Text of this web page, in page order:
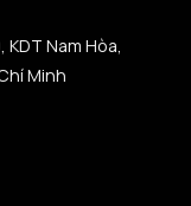
Nam Hòa,
Minh